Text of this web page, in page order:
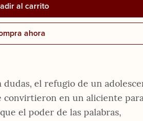
al carrito
ahora
dudas, el refugio de un
convirtieron en un aliciente
el poder de las palabras,